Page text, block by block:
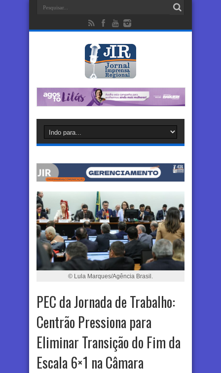
© Lula Marques/Agência Brasil.
PEC da Jornada de Trabalho:
Centrão Pressiona para
Eliminar Transição do Fim da
Escala 6×1 na Câmara